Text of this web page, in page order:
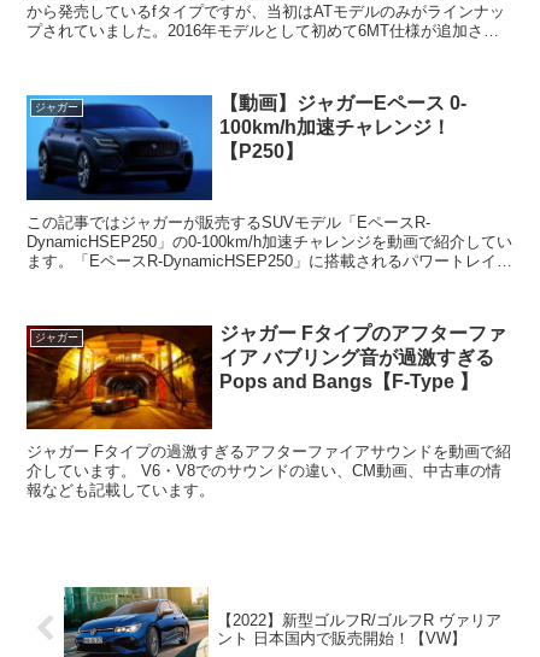
から発売しているfタイプですが、当初はATモデルのみがラインナッ
プされていました。2016年モデルとして初めて6MT仕様が追加され
ジャガー
【動画】ジャガーEペース 0-
100km/h加速チャレンジ！
【P250】
この記事ではジャガーが販売するSUVモデル「EペースR-
DynamicHSEP250」の0-100km/h加速チャレンジを動画で紹介してい
ます。「EペースR-DynamicHSEP250」に搭載されるパワートレイン
ジャガー
ジャガー Fタイプのアフターファ
イア バブリング音が過激すぎる
Pops and Bangs【F-Type 】
ジャガー Fタイプの過激すぎるアフターファイアサウンドを動画で紹
介しています。 V6・V8でのサウンドの違い、CM動画、中古車の情
報なども記載しています。
【2022】新型ゴルフR/ゴルフR ヴァリア
ント 日本国内で販売開始！【VW】